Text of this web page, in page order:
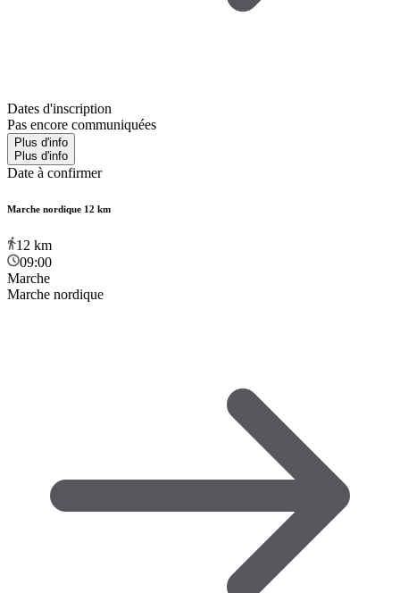
Dates d'inscription
Pas encore communiquées
Plus d'info
Plus d'info
Date à confirmer
Marche nordique 12 km
12 km
09:00
Marche
Marche nordique